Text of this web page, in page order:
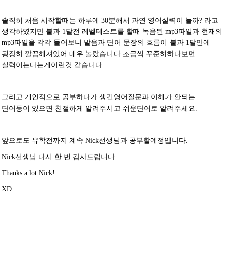
솔직히 처음 시작할때는 하루에 30분해서 과연 영어실력이 늘까? 라고
생각하였지만 불과 1달전 레벨테스트를 할때 녹음된 mp3파일과 현재의
mp3파일을 각각 들어보니 발음과 단어 문장의 흐름이 불과 1달만에
굉장히 깔끔해져있어 매우 놀랐습니다.조금씩 꾸준히하다보면
실력이는다는게이런것 같습니다.
그리고 개인적으로 공부하다가 생긴영어질문과 이해가 안되는
단어등이 있으면 친절하게 알려주시고 쉬운단어로 알려주세요.
앞으로도 유학전까지 계속 Nick선생님과 공부할예정입니다.
Nick선생님 다시 한 번 감사드립니다.
Thanks a lot Nick!
XD